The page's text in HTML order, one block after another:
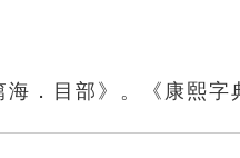
．目部》。《康熙字